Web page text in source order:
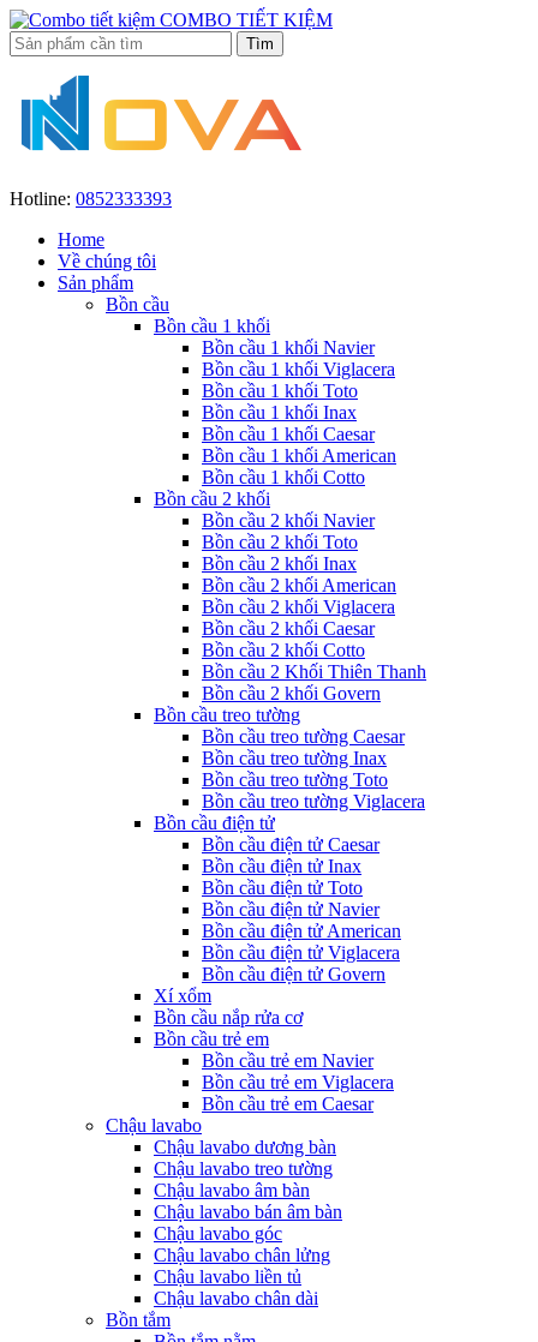
COMBO TIẾT KIỆM
Hotline: 0852333393
Home
Về chúng tôi
Sản phẩm
Bồn cầu
Bồn cầu 1 khối
Bồn cầu 1 khối Navier
Bồn cầu 1 khối Viglacera
Bồn cầu 1 khối Toto
Bồn cầu 1 khối Inax
Bồn cầu 1 khối Caesar
Bồn cầu 1 khối American
Bồn cầu 1 khối Cotto
Bồn cầu 2 khối
Bồn cầu 2 khối Navier
Bồn cầu 2 khối Toto
Bồn cầu 2 khối Inax
Bồn cầu 2 khối American
Bồn cầu 2 khối Viglacera
Bồn cầu 2 khối Caesar
Bồn cầu 2 khối Cotto
Bồn cầu 2 Khối Thiên Thanh
Bồn cầu 2 khối Govern
Bồn cầu treo tường
Bồn cầu treo tường Caesar
Bồn cầu treo tường Inax
Bồn cầu treo tường Toto
Bồn cầu treo tường Viglacera
Bồn cầu điện tử
Bồn cầu điện tử Caesar
Bồn cầu điện tử Inax
Bồn cầu điện tử Toto
Bồn cầu điện tử Navier
Bồn cầu điện tử American
Bồn cầu điện tử Viglacera
Bồn cầu điện tử Govern
Xí xổm
Bồn cầu nắp rửa cơ
Bồn cầu trẻ em
Bồn cầu trẻ em Navier
Bồn cầu trẻ em Viglacera
Bồn cầu trẻ em Caesar
Chậu lavabo
Chậu lavabo dương bàn
Chậu lavabo treo tường
Chậu lavabo âm bàn
Chậu lavabo bán âm bàn
Chậu lavabo góc
Chậu lavabo chân lửng
Chậu lavabo liền tủ
Chậu lavabo chân dài
Bồn tắm